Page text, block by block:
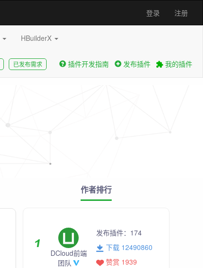
登录 注册
HBuilderX
已发布需求 插件开发指南 发布插件 我的插件
作者排行
DCloud前端
团队
发布插件： 174
下载 12490860
赞赏 1939